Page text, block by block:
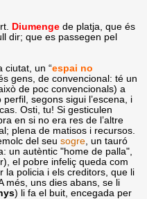
Diumengede platja, que és
dir; que es passegen pel
ciutat, un “espai no
gens, de convencional: té un
de poc convencionals) a
segons sigui l’escena, i
Osti, tu! Si gesticulen
en si no era res de l’altre
plena de matisos i recursos.
del seusogre , un tauró
un autèntic "home de palla",
el pobre infeliç queda com
la policia i els creditors, que li
més, uns dies abans, se li
) li fa el buit, encegada per